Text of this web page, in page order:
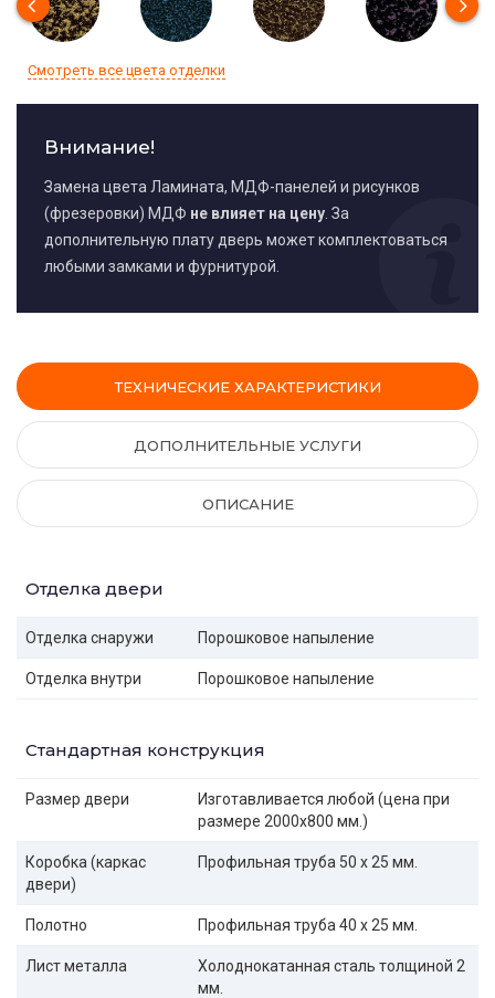
Смотреть все цвета отделки
Внимание!
Замена цвета Ламината, МДФ-панелей и рисунков
(фрезеровки) МДФ не влияет на цену . За
дополнительную плату дверь может комплектоваться
любыми замками и фурнитурой.
ТЕХНИЧЕСКИЕ ХАРАКТЕРИСТИКИ
ДОПОЛНИТЕЛЬНЫЕ УСЛУГИ
ОПИСАНИЕ
Отделка двери
Отделка снаружи Порошковое напыление
Отделка внутри Порошковое напыление
Стандартная конструкция
Размер двери
Изготавливается любой (цена при
размере 2000x800 мм.)
Коробка (каркас
двери)
Профильная труба 50 х 25 мм.
Полотно Профильная труба 40 х 25 мм.
Лист металла
Холоднокатанная сталь толщиной 2
мм.